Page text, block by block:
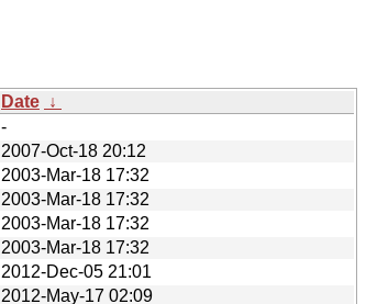
Date ↓
-
2007-Oct-18 20:12
2003-Mar-18 17:32
2003-Mar-18 17:32
2003-Mar-18 17:32
2003-Mar-18 17:32
2012-Dec-05 21:01
2012-May-17 02:09